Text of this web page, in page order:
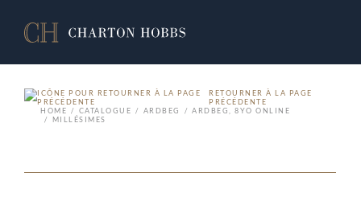
RETOURNER À LA PAGE
PRÉCÉDENTE
HOME
CATALOGUE ARDBEG
ARDBEG, 8YO ONLINE
MILLÉSIMES